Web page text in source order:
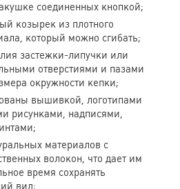
соединенных кнопкой;
козырек из плотного
который можно сгибать;
застежки-липучки или
отверстиями и пазами
окружности кепки;
вышивкой, логотипами
рисунками, надписями,
материалов с
волокон, что дает им
время сохранять
вид;